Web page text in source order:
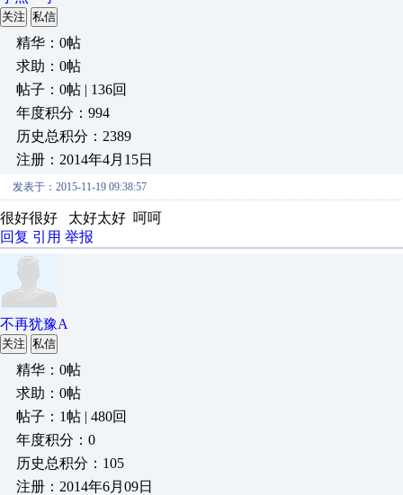
关注 私信
精华：0帖
求助：0帖
帖子：0帖 | 136回
年度积分：994
历史总积分：2389
注册：2014年4月15日
发表于：2015-11-19 09:38:57
很好很好 太好太好 呵呵
回复 引用 举报
不再犹豫A
关注 私信
精华：0帖
求助：0帖
帖子：1帖 | 480回
年度积分：0
历史总积分：105
注册：2014年6月09日